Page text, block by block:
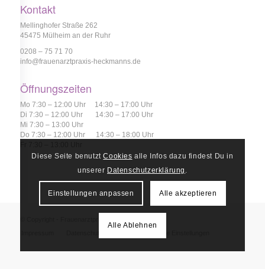
Kontakt
Mellinghofer Straße 262
45475 Mülheim an der Ruhr
0208 – 75 71 70
info@frauenarztpraxis-heckmanns.de
Öffnungszeiten
Mo 7:30 – 12:00 Uhr 14:30 – 17:00 Uhr
Di 7:30 – 12:00 Uhr 14:30 – 17:00 Uhr
Mi 7:30 – 13:00 Uhr
Do 7:30 – 12:00 Uhr 14:30 – 18:00 Uhr
Diese Seite benutztCookies alle Infos dazu findest Du in
unserer Datenschutzerklärung
Einstellungen anpassen Alle akzeptieren
Alle Ablehnen